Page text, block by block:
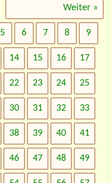
Weiter »
5 6 7 8 9
14 15 16 17
22 23 24 25
30 31 32 33
38 39 40 41
46 47 48 49